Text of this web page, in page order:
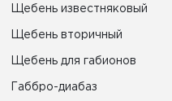
Щебень известняковый
Щебень вторичный
Щебень для габионов
Габбро-диабаз